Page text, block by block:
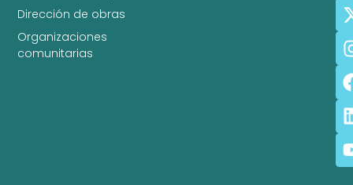
Dirección de obras
Organizaciones
comunitarias